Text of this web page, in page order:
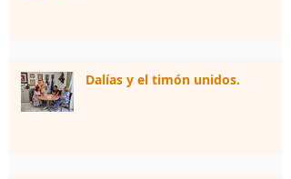
Dalías y el timón unidos.